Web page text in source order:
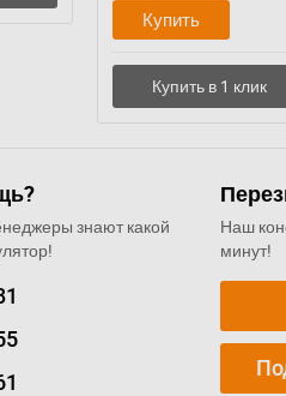
Купить
знают какой
Наш
минут!